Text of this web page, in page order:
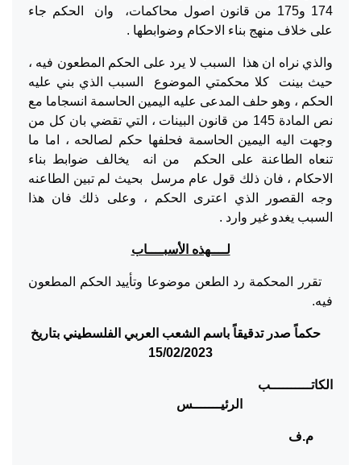
174 و175 من قانون اصول محاكمات، وان الحكم جاء
على خلاف منهج بناء الاحكام وضوابطها .
والذي نراه ان هذا السبب لا يرد على الحكم المطعون فيه ،
حيث بينت كلا محكمتي الموضوع السبب الذي بني عليه
الحكم ، وهو حلف المدعى عليه اليمين الحاسمة انسجاما مع
نص المادة 145 من قانون البينات ، التي تقضي بان كل من
وجهت اليه اليمين الحاسمة فحلفها حكم لصالحه ، اما ما
تنعاه الطاعنة على الحكم من انه يخالف ضوابط بناء
الاحكام ، فان ذلك قول عام مرسل بحيث لم تبين الطاعنه
وجه القصور الذي اعترى الحكم ، وعلى ذلك فان هذا
السبب يغدو غير وارد .
لــــهذه الأسبــــاب
تقرر المحكمة رد الطعن موضوعا وتأييد الحكم المطعون
فيه.
حكماً صدر تدقيقاً باسم الشعب العربي الفلسطيني بتاريخ
15/02/2023
الكاتــــــــــب
الرئيـــــــس
م.ف